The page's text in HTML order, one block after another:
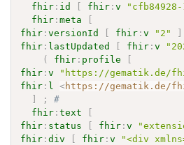
fhir : id fhir :v
"cfb84928-
fhir :meta
fhir :versionId fhir :v "2"
fhir : lastUpdated fhir :v
(
fhir : profile
fhir :v
"https://gematik.de/
fhir : l <https://gematik.de/
;
#
fhir :text
fhir : status fhir :v
fhir :div fhir :v
"<div